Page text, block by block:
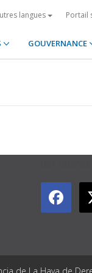
langues Portail
GOUVERNANCE